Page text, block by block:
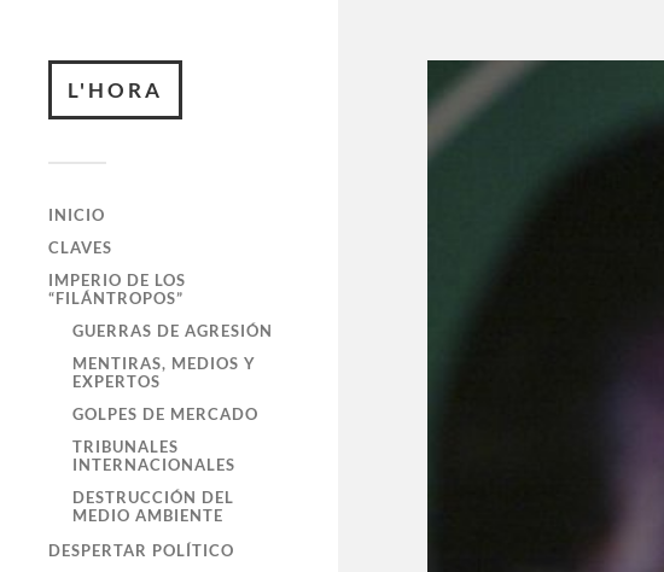
L'HORA
INICIO
CLAVES
IMPERIO DE LOS
“FILÁNTROPOS”
GUERRAS DE AGRESIÓN
MENTIRAS, MEDIOS Y
EXPERTOS
GOLPES DE MERCADO
TRIBUNALES
INTERNACIONALES
DESTRUCCIÓN DEL
MEDIO AMBIENTE
DESPERTAR POLÍTICO